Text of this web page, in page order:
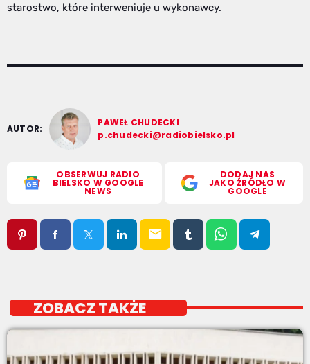
starostwo, które interweniuje u wykonawcy.
AUTOR:
PAWEŁ CHUDECKI
p.chudecki@radiobielsko.pl
OBSERWUJ RADIO
BIELSKO W GOOGLE
NEWS
DODAJ NAS
JAKO ŹRÓDŁO W
GOOGLE
email
ZOBACZ TAKŻE